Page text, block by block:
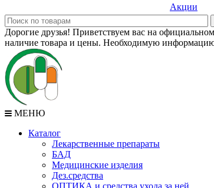
Акции
Дорогие друзья! Приветствуем вас на
наличие товара и цены. Необходимую
МЕНЮ
Каталог
Лекарственные препараты
БАД
Медицинские изделия
Дез.средства
ОПТИКА и средства ухода за ней